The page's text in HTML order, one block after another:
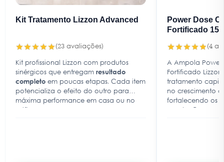
Kit Tratamento Lizzon Advanced
(23 avaliações)
Kit profissional Lizzon com produtos
sinérgicos que entregam resultado
completo em poucas etapas. Cada item
potencializa o efeito do outro para
máxima performance em casa ou no
salão.
Power Dose
Fortificado
(4
A Ampola Power
Fortificado
tratamento
no crescimento
fortalecendo os
queda. Com